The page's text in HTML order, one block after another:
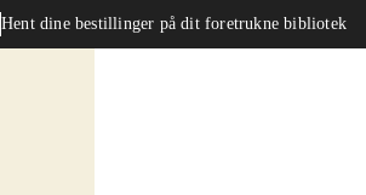
Hent dine bestillinger på dit foretrukne bibliotek